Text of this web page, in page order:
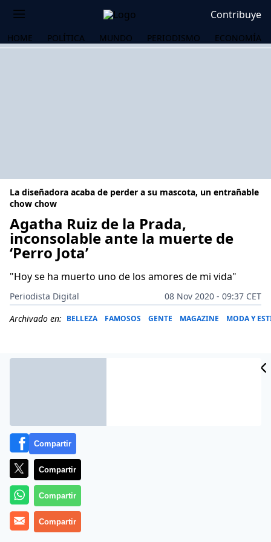
Contribuye
HOME POLÍTICA MUNDO PERIODISMO ECONOMÍA
La diseñadora acaba de perder a su mascota, un entrañable
chow chow
Agatha Ruiz de la Prada,
inconsolable ante la muerte de
‘Perro Jota’
"Hoy se ha muerto uno de los amores de mi vida"
Periodista Digital
08 Nov 2020 - 09:37 CET
Archivado en: BELLEZA FAMOSOS GENTE MAGAZINE MODA Y
¡‘Perro Jota’ha muerto!
La diseñadora de moda
Compartir
Compartir
Compartir
Compartir